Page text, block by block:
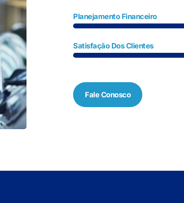
Planejamento Financeiro
Satisfação Dos Clientes
Fale Conosco